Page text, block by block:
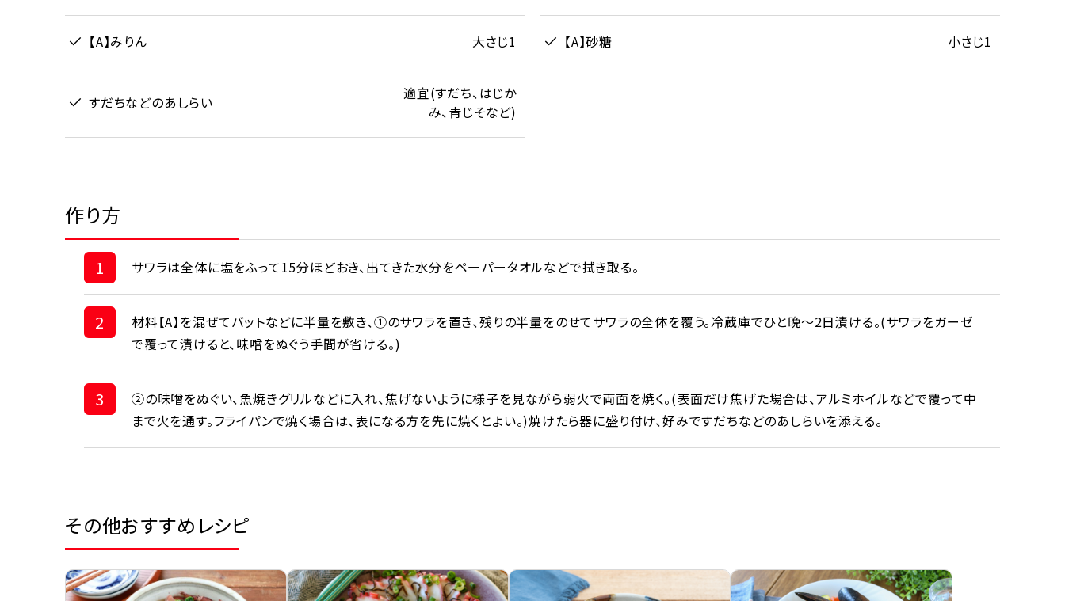
【A】みりん 大さじ1 【A】砂糖 小さじ1
すだちなどのあしらい
適宜(すだち、はじか
み、青じそなど)
作り方
1 サワラは全体に塩をふって15分ほどおき、出てきた水分をペーパータオルなどで拭き取る。
2
材料【A】を混ぜてバットなどに半量を敷き、①のサワラを置き、残りの半量をのせてサワラの全体を覆う。冷蔵庫でひと晩～2日漬ける。(サワラをガーゼ
で覆って漬けると、味噌をぬぐう手間が省ける。)
3
②の味噌をぬぐい、魚焼きグリルなどに入れ、焦げないように様子を見ながら弱火で両面を焼く。(表面だけ焦げた場合は、アルミホイルなどで覆って中
まで火を通す。フライパンで焼く場合は、表になる方を先に焼くとよい。)焼けたら器に盛り付け、好みですだちなどのあしらいを添える。
その他おすすめレシピ